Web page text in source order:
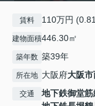
賃料 110万円
建物面積446.30㎡
築年数 築39年
所在地 大阪府大阪
交通 地下鉄御堂筋